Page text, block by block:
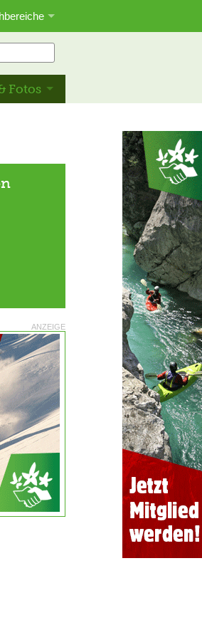
Fotos
ANZEIGE